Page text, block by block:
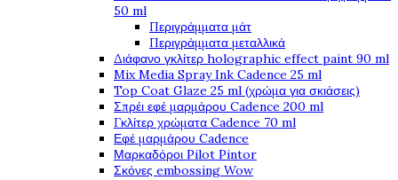
50 ml
Περιγράμματα μάτ
Περιγράμματα μεταλλικά
Διάφανο γκλίτερ holographic effect paint 90 ml
Mix Media Spray Ink Cadence 25 ml
Top Coat Glaze 25 ml (χρώμα για σκιάσεις)
Σπρέι εφέ μαρμάρου Cadence 200 ml
Γκλίτερ χρώματα Cadence 70 ml
Εφέ μαρμάρου Cadence
Μαρκαδόροι Pilot Pintor
Σκόνες embossing Wow